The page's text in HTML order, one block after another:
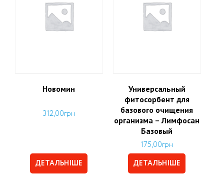
Новомин
312,00грн
ДЕТАЛЬНІШЕ
Универсальный
фитосорбент для
базового очищения
организма – Лимфосан
Базовый
175,00грн
ДЕТАЛЬНІШЕ